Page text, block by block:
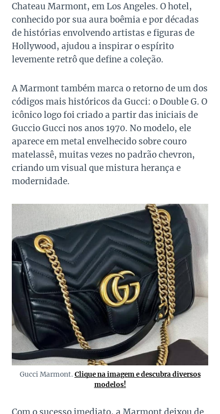
Chateau Marmont, em Los Angeles. O hotel,
conhecido por sua aura boêmia e por décadas
de histórias envolvendo artistas e figuras de
Hollywood, ajudou a inspirar o espírito
levemente retrô que define a coleção.
A Marmont também marca o retorno de um dos
códigos mais históricos da Gucci: o Double G. O
icônico logo foi criado a partir das iniciais de
Guccio Gucci nos anos 1970. No modelo, ele
aparece em metal envelhecido sobre couro
matelassê, muitas vezes no padrão chevron,
criando um visual que mistura herança e
modernidade.
Gucci Marmont. Clique na imagem e descubra diversos
modelos!